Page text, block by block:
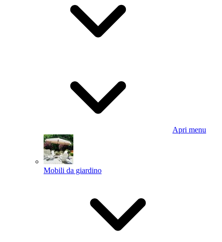
Apri menu
Mobili da giardino